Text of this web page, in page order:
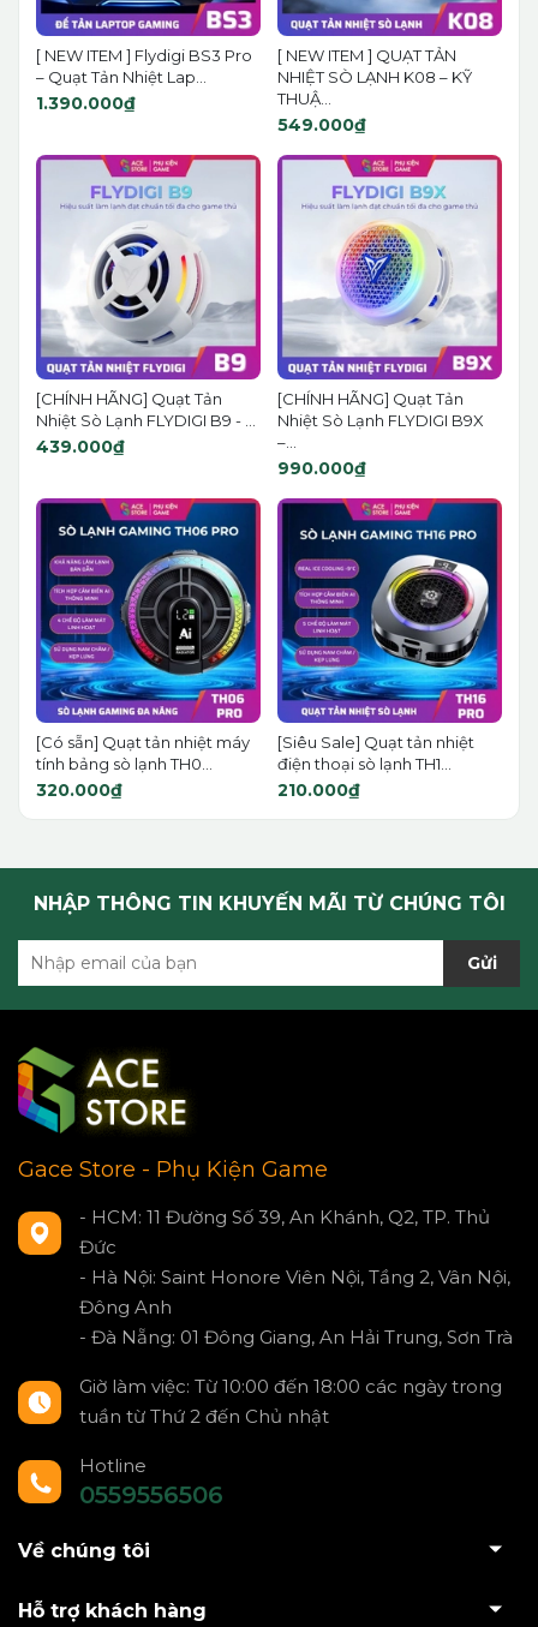
[ NEW ITEM ] Flydigi BS3 Pro
– Quạt Tản Nhiệt Lap...
1.390.000₫
[ NEW ITEM ] QUẠT TẢN
NHIỆT SÒ LẠNH K08 – KỸ
THUẬ...
549.000₫
[CHÍNH HÃNG] Quạt Tản
Nhiệt Sò Lạnh FLYDIGI B9 - ...
439.000₫
[CHÍNH HÃNG] Quạt Tản
Nhiệt Sò Lạnh FLYDIGI B9X
–...
990.000₫
[Có sẵn] Quạt tản nhiệt máy
tính bảng sò lạnh TH0...
320.000₫
[Siêu Sale] Quạt tản nhiệt
điện thoại sò lạnh TH1...
210.000₫
NHẬP THÔNG TIN KHUYẾN MÃI TỪ CHÚNG TÔI
Gửi
Gace Store - Phụ Kiện Game
- HCM: 11 Đường Số 39, An Khánh, Q2, TP. Thủ
Đức
- Hà Nội: Saint Honore Viên Nội, Tầng 2, Vân Nội,
Đông Anh
- Đà Nẵng: 01 Đông Giang, An Hải Trung, Sơn Trà
Giờ làm việc: Từ 10:00 đến 18:00 các ngày trong
tuần từ Thứ 2 đến Chủ nhật
Hotline
0559556506
Về chúng tôi
Hỗ trợ khách hàng